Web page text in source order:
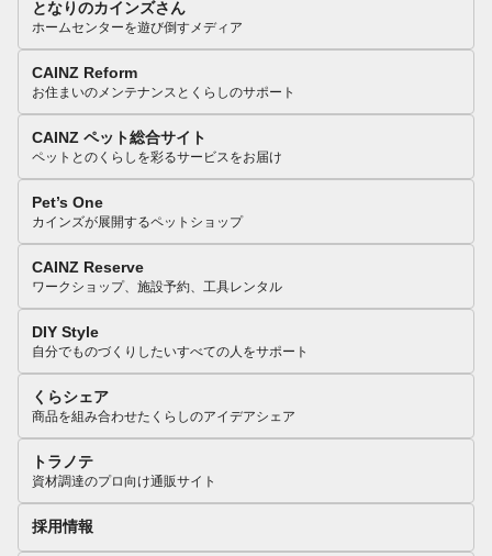
となりのカインズさん
ホームセンターを遊び倒すメディア
CAINZ Reform
お住まいのメンテナンスとくらしのサポート
CAINZ ペット総合サイト
ペットとのくらしを彩るサービスをお届け
Pet’s One
カインズが展開するペットショップ
CAINZ Reserve
ワークショップ、施設予約、工具レンタル
DIY Style
自分でものづくりしたいすべての人をサポート
くらシェア
商品を組み合わせたくらしのアイデアシェア
トラノテ
資材調達のプロ向け通販サイト
採用情報